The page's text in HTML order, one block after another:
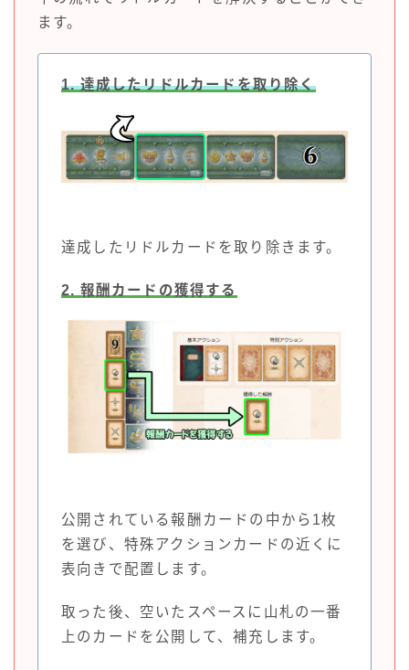
ます。
1. 達成したリドルカードを取り除く
達成したリドルカードを取り除きます。
2. 報酬カードの獲得する
公開されている報酬カードの中から1枚
を選び、特殊アクションカードの近くに
表向きで配置します。
取った後、空いたスペースに山札の一番
上のカードを公開して、補充します。